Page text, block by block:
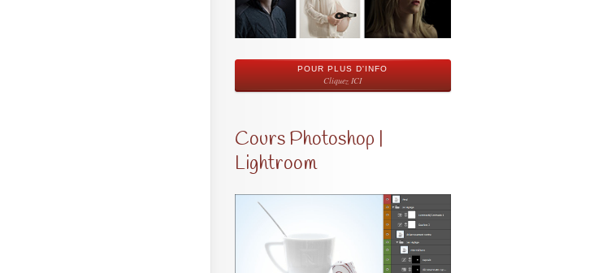
POUR PLUS D'INFO
Cliquez ICI
Cours Photoshop |
Lightroom